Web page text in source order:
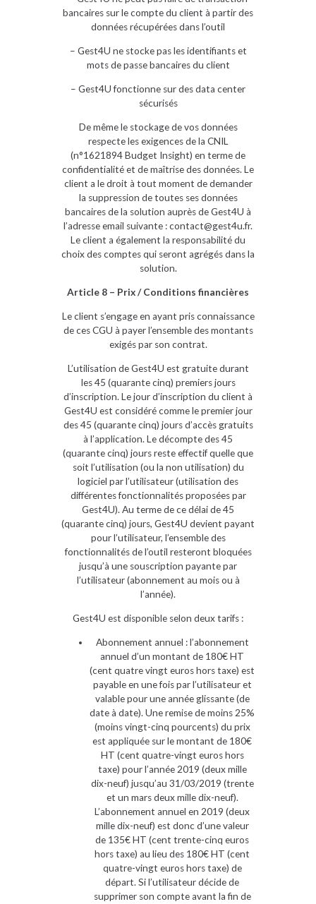
bancaires sur le compte du client à partir des
données récupérées dans l’outil
– Gest4U ne stocke pas les identifiants et
mots de passe bancaires du client
– Gest4U fonctionne sur des data center
sécurisés
De même le stockage de vos données
respecte les exigences de la CNIL
(n°1621894 Budget Insight) en terme de
confidentialité et de maîtrise des données. Le
client a le droit à tout moment de demander
la suppression de toutes ses données
bancaires de la solution auprès de Gest4U à
l’adresse email suivante : contact@gest4u.fr.
Le client a également la responsabilité du
choix des comptes qui seront agrégés dans la
solution.
Article 8 – Prix / Conditions financières
Le client s’engage en ayant pris connaissance
de ces CGU à payer l’ensemble des montants
exigés par son contrat.
L’utilisation de Gest4U est gratuite durant
les 45 (quarante cinq) premiers jours
d’inscription. Le jour d’inscription du client à
Gest4U est considéré comme le premier jour
des 45 (quarante cinq) jours d’accès gratuits
à l’application. Le décompte des 45
(quarante cinq) jours reste effectif quelle que
soit l’utilisation (ou la non utilisation) du
logiciel par l’utilisateur (utilisation des
différentes fonctionnalités proposées par
Gest4U). Au terme de ce délai de 45
(quarante cinq) jours, Gest4U devient payant
pour l’utilisateur, l’ensemble des
fonctionnalités de l’outil resteront bloquées
jusqu’à une souscription payante par
l’utilisateur (abonnement au mois ou à
l’année).
Gest4U est disponible selon deux tarifs :
Abonnement annuel : l’abonnement
annuel d’un montant de 180€ HT
(cent quatre vingt euros hors taxe) est
payable en une fois par l’utilisateur et
valable pour une année glissante (de
date à date). Une remise de moins 25%
(moins vingt-cinq pourcents) du prix
est appliquée sur le montant de 180€
HT (cent quatre-vingt euros hors
taxe) pour l’année 2019 (deux mille
dix-neuf) jusqu’au 31/03/2019 (trente
et un mars deux mille dix-neuf).
L’abonnement annuel en 2019 (deux
mille dix-neuf) est donc d’une valeur
de 135€ HT (cent trente-cinq euros
hors taxe) au lieu des 180€ HT (cent
quatre-vingt euros hors taxe) de
départ. Si l’utilisateur décide de
supprimer son compte avant la fin de